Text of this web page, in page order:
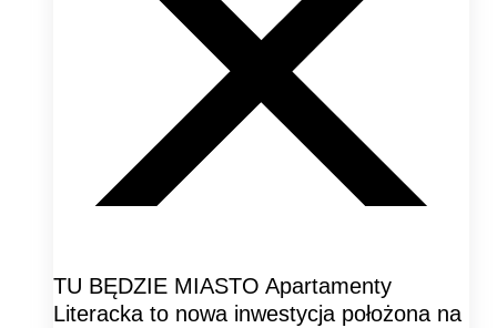
TU BĘDZIE MIASTO Apartamenty
Literacka to nowa inwestycja położona na